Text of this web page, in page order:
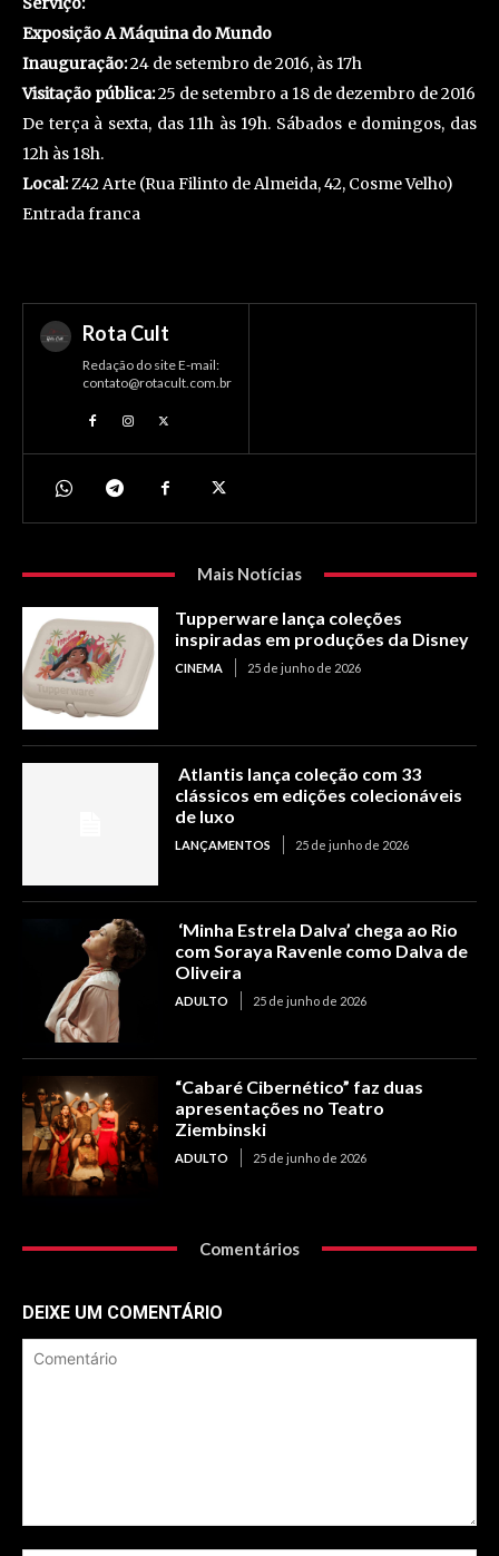
Exposição A Máquina do Mundo
Inauguração:24 de setembro de 2016, às 17h
Visitação pública:25 de setembro a 18 de dezembro de 2016
De terça à sexta, das 11h às 19h. Sábados e domingos, das
12h às 18h.
Local:Z42 Arte (Rua Filinto de Almeida, 42, Cosme Velho)
Entrada franca
Rota Cult
Redação do site E-mail:
contato@rotacult.com.br
Mais Notícias
Tupperware lança coleções
inspiradas em produções da Disney
CINEMA 25 de junho de 2026
Atlantis lança coleção com 33
clássicos em edições colecionáveis
de luxo
LANÇAMENTOS 25 de junho de 2026
‘Minha Estrela Dalva’ chega ao Rio
com Soraya Ravenle como Dalva de
Oliveira
ADULTO 25 de junho de 2026
“Cabaré Cibernético” faz duas
apresentações no Teatro
Ziembinski
ADULTO 25 de junho de 2026
Comentários
DEIXE UM COMENTÁRIO